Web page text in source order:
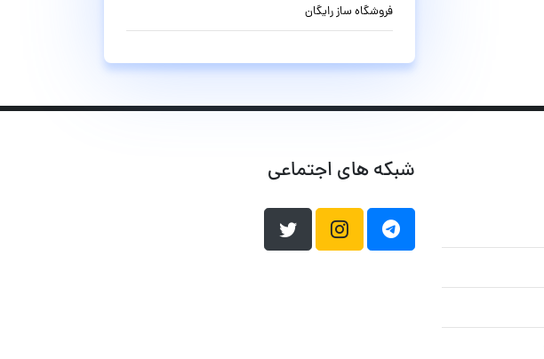
فروشگاه ساز رایگان
شبکه های اجتماعی